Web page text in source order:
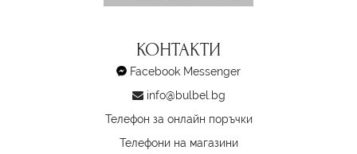
КОНТАКТИ
Facebook Messenger
info@bulbel.bg
Телефон за онлайн поръчки
Телефони на магазини